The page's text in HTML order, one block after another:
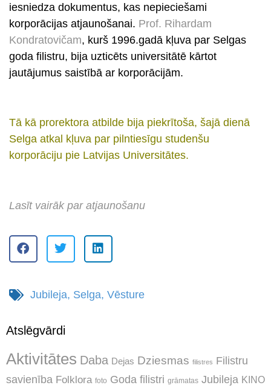
iesniedza dokumentus, kas nepieciešami
korporācijas atjaunošanai. Prof. Rihardam
Kondratovičam, kurš 1996.gadā kļuva par Selgas
goda filistru, bija uzticēts universitātē kārtot
jautājumus saistībā ar korporācijām.
Tā kā prorektora atbilde bija piekrītoša, šajā dienā
Selga atkal kļuva par pilntiesīgu studenšu
korporāciju pie Latvijas Universitātes.
Lasīt vairāk par atjaunošanu
Jubileja, Selga, Vēsture
Atslēgvārdi
Aktivitātes Daba Dejas Dziesmas filistres Filistru
savienība Folklora foto Goda filistri grāmatas Jubileja KINO